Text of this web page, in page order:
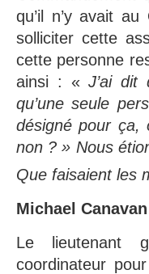
qu’il n’y avait
solliciter cette
cette personne
ainsi : «J’ai dit
qu’une seule
désigné pour ça,
non ? » Nous
Que faisaient les
Michael Canavan
Le lieutenant
coordinateur